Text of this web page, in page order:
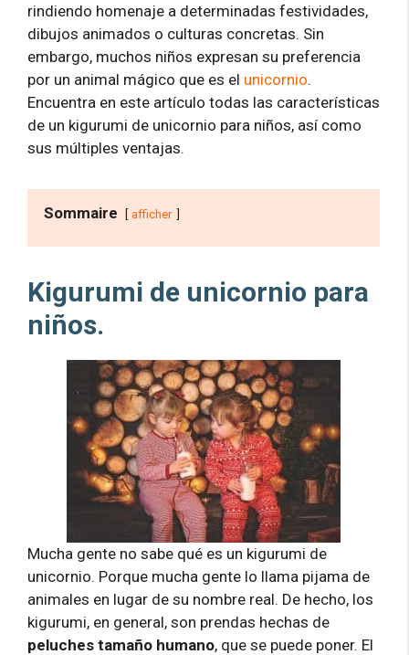
rindiendo homenaje a determinadas festividades,
dibujos animados o culturas concretas. Sin
embargo, muchos niños expresan su preferencia
por un animal mágico que es el unicornio.
Encuentra en este artículo todas las características
de un kigurumi de unicornio para niños, así como
sus múltiples ventajas.
Sommaire afficher
Kigurumi de unicornio para
niños.
Mucha gente no sabe qué es un kigurumi de
unicornio. Porque mucha gente lo llama pijama de
animales en lugar de su nombre real. De hecho, los
kigurumi, en general, son prendas hechas de
peluches tamaño humano, que se puede poner. El